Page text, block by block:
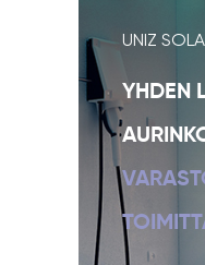
UNIZ
YHDEN